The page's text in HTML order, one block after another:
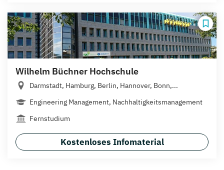
Wilhelm Büchner Hochschule
Darmstadt, Hamburg, Berlin, Hannover, Bonn,...
Engineering Management, Nachhaltigkeitsmanagement
Fernstudium
Kostenloses Infomaterial